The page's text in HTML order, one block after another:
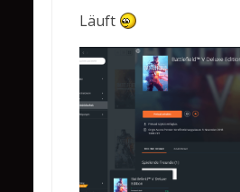
Läuft